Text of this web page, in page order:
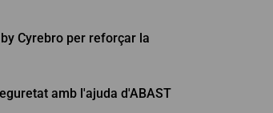
Cyrebro per reforçar la
amb l'ajuda d'ABAST